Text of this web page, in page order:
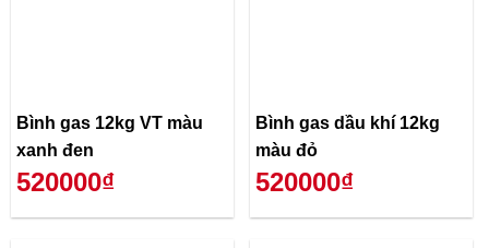
Bình gas 12kg VT màu
xanh đen
520000₫
Bình gas dầu khí 12kg
màu đỏ
520000₫